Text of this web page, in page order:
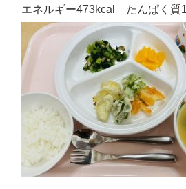
エネルギー473kcal たんぱく